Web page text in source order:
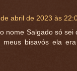
abril de 2023 às
nome Salgado só sei
meus bisavós ela